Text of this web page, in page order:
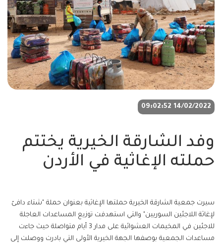
14/02/2022 09:02:52
وفد الشارقة الخيرية يختتم
حملته الإغاثية في الأردن
سيرت جمعية الشارقة الخيرية حملتها الإغاثية بعنوان حملة "شتاء دافئ
لإغاثة اللاجئين السوريين" والتي استهدفت توزيع المساعدات العاجلة
للاجئين في المخيمات العشوائية على مدار 3 أيام متواصلة حيث جاءت
مساعدات الجمعية بوصفها الجهة الخيرية الأولى التي بادرت ووصلت إلى